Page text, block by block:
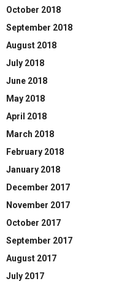
October 2018
September 2018
August 2018
July 2018
June 2018
May 2018
April 2018
March 2018
February 2018
January 2018
December 2017
November 2017
October 2017
September 2017
August 2017
July 2017